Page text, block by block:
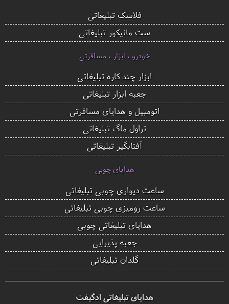
فلاسک تبلیغاتی
ست مانیکور تبلیغاتی
خودرو ، ابزار ، مسافرتی
ابزار چند کاره تبلیغاتی
جعبه ابزار تبلیغاتی
اتومبیل و هدایای مسافرتی
تراول ماگ تبلیغاتی
آفتابگیر تبلیغاتی
هدایای چوبی
ساعت دیواری چوبی تبلیغاتی
ساعت رومیزی چوبی تبلیغاتی
هدایای تبلیغاتی چوبی
جعبه پذیرایی
گلدان تبلیغاتی
هدایای تبلیغاتی ادگیفت